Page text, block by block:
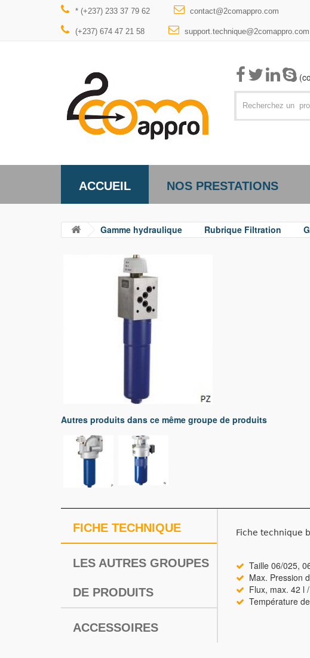
* (+237) 233 37 79 62 contact@2comappro.com
(+237) 674 47 21 58 support.technique@2comappro.com
ACCUEIL NOS PRESTATIONS
Gamme hydraulique Rubrique Filtration
Autres produits dans ce même groupe de produits
FICHE TECHNIQUE
LES AUTRES GROUPES
DE PRODUITS
ACCESSOIRES
Fiche technique
Taille 06/025,
Max. Pression
Flux, max. 42 l
Température